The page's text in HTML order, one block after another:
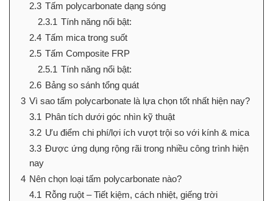
2.3 Tấm polycarbonate dạng sóng
2.3.1 Tính năng nổi bật:
2.4 Tấm mica trong suốt
2.5 Tấm Composite FRP
2.5.1 Tính năng nổi bật:
2.6 Bảng so sánh tổng quát
3 Vì sao tấm polycarbonate là lựa chọn tốt nhất hiện nay?
3.1 Phân tích dưới góc nhìn kỹ thuật
3.2 Ưu điểm chi phí/lợi ích vượt trội so với kính & mica
3.3 Được ứng dụng rộng rãi trong nhiều công trình hiện
nay
4 Nên chọn loại tấm polycarbonate nào?
4.1 Rỗng ruột – Tiết kiệm, cách nhiệt, giếng trời